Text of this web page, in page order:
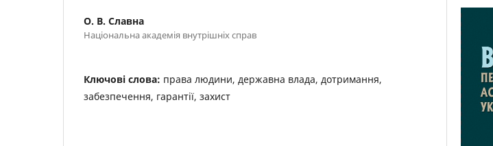
О. В. Славна
Національна академія внутрішніх справ
Ключові слова: права людини, державна влада, дотримання,
забезпечення, гарантії, захист